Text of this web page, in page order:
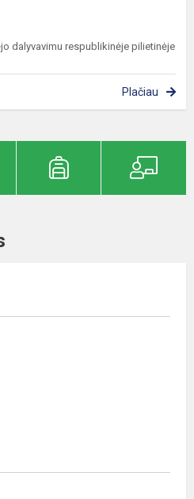
dalyvavimu respublikinėje pilietinėje
Plačiau